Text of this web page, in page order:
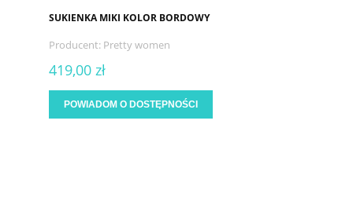
SUKIENKA MIKI KOLOR BORDOWY
Producent: Pretty women
419,00 zł
POWIADOM O DOSTĘPNOŚCI